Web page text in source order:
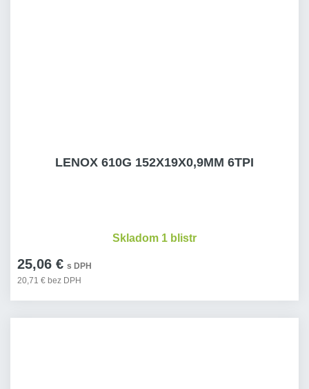
LENOX 610G 152X19X0,9MM 6TPI
25,06 € s DPH
20,71 € bez DPH
Skladom 1 blistr